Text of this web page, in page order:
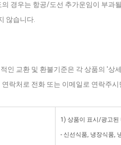
경우는 항공/도선 추가운임이 부과
않습니다.
인 교환 및 환불기준은 각 상품의 '상
락처로 전화 또는 이메일로 연락주
1) 상품이 표시/광고된
- 신선식품, 냉장식품,